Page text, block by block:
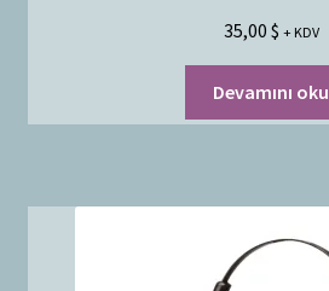
35,00 $ + KDV
Devamını oku